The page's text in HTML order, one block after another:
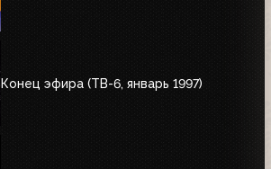
Конец эфира (ТВ-6, январь 1997)